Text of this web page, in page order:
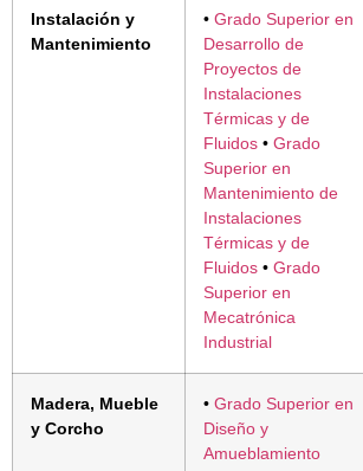
Instalación y
Mantenimiento
• Grado Superior en
Desarrollo de
Proyectos de
Instalaciones
Térmicas y de
Fluidos • Grado
Superior en
Mantenimiento de
Instalaciones
Térmicas y de
Fluidos • Grado
Superior en
Mecatrónica
Industrial
Madera, Mueble
y Corcho
• Grado Superior en
Diseño y
Amueblamiento